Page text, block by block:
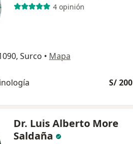
4 opinión
Surco • Mapa
S/ 200
Dr. Luis Alberto More
Saldaña